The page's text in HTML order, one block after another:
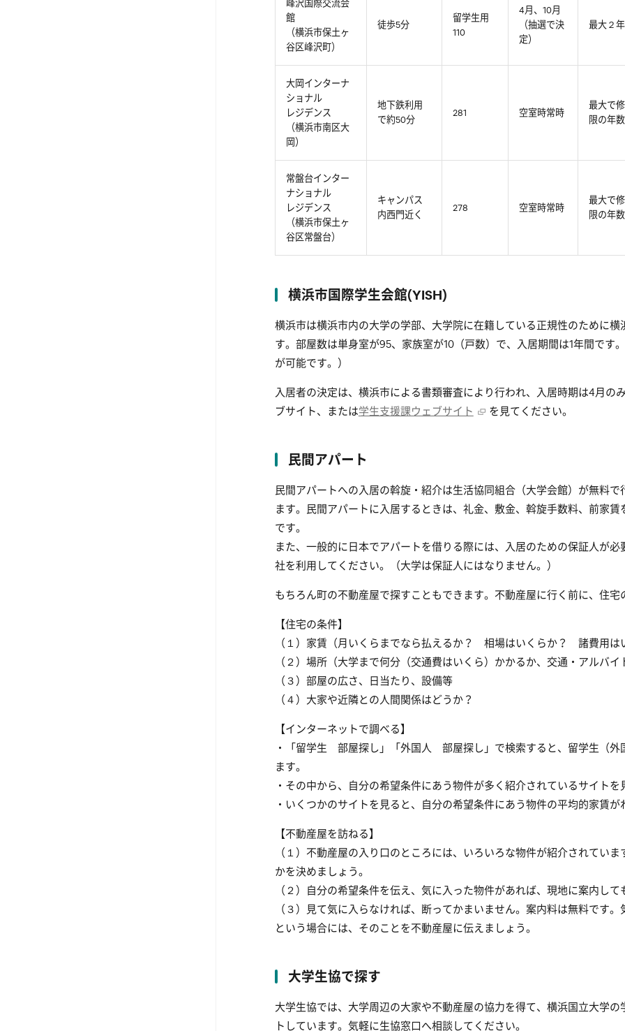
峰沢国際交流会
館
（横浜市保土ヶ
谷区峰沢町）
徒歩5分
留学生用
110
4月、10月
（抽選で決
定）
最大２年
大岡インターナ
ショナル
レジデンス
（横浜市南区大
岡）
地下鉄利用
で約50分
281 空室時常時
最大で
限の年
常盤台インター
ナショナル
レジデンス
（横浜市保土ヶ
谷区常盤台）
キャンパス
内西門近く
278 空室時常時
最大で
限の年
横浜市国際学生会館(YISH)
横浜市は横浜市内の大学の学部、大学院に在籍している正規性のために
す。部屋数は単身室が95、家族室が10（戸数）で、入居期間は1年間です
が可能です。）
入居者の決定は、横浜市による書類審査により行われ、入居時期は4月の
ブサイト、または学生支援課ウェブサイト を見てください。
民間アパート
民間アパートへの入居の斡旋・紹介は生活協同組合（大学会館）が無料
ます。民間アパートに入居するときは、礼金、敷金、斡旋手数料、前家
です。
また、一般的に日本でアパートを借りる際には、入居のための保証人が
社を利用してください。（大学は保証人にはなりません。）
もちろん町の不動産屋で探すこともできます。不動産屋に行く前に、住宅
【住宅の条件】
（１）家賃（月いくらまでなら払えるか？ 相場はいくらか？ 諸費用は
（２）場所（大学まで何分（交通費はいくら）かかるか、交通・アルバイ
（３）部屋の広さ、日当たり、設備等
（４）大家や近隣との人間関係はどうか？
【インターネットで調べる】
・「留学生 部屋探し」「外国人 部屋探し」で検索すると、留学生（外
ます。
・その中から、自分の希望条件にあう物件が多く紹介されているサイトを
・いくつかのサイトを見ると、自分の希望条件にあう物件の平均的家賃が
【不動産屋を訪ねる】
（１）不動産屋の入り口のところには、いろいろな物件が紹介されてい
かを決めましょう。
（２）自分の希望条件を伝え、気に入った物件があれば、現地に案内して
（３）見て気に入らなければ、断ってかまいません。案内料は無料です
という場合には、そのことを不動産屋に伝えましょう。
大学生協で探す
大学生協では、大学周辺の大家や不動産屋の協力を得て、横浜国立大学の
トしています。気軽に生協窓口へ相談してください。